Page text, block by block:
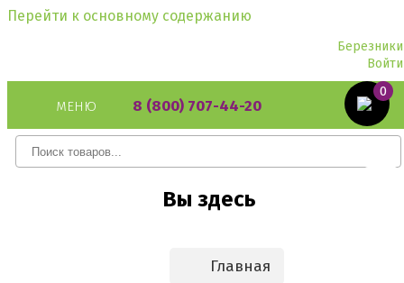
Перейти к основному содержанию
Березники
Войти
МЕНЮ 8 (800) 707-44-20
0
Вы здесь
Главная